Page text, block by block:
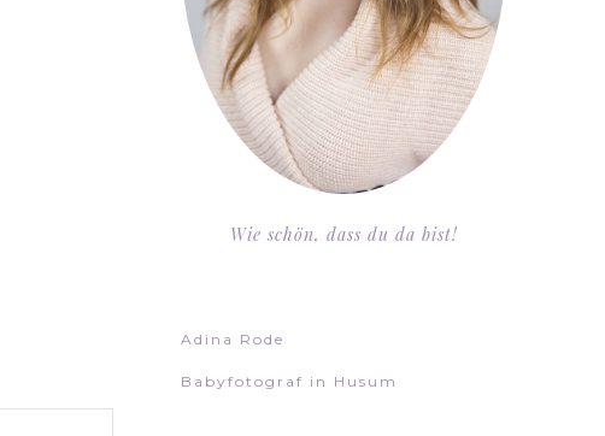
Wie schön, dass du da bist!
Adina Rode
Babyfotograf in Husum